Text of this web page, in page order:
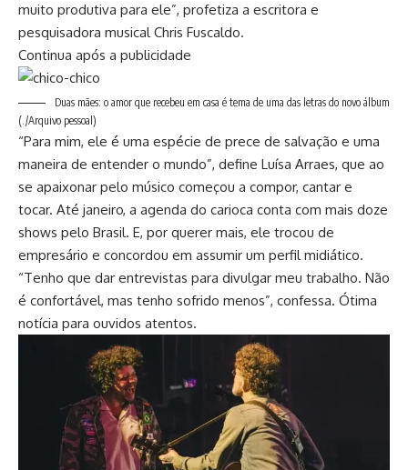
muito produtiva para ele”, profetiza a escritora e
pesquisadora musical Chris Fuscaldo.
Continua após a publicidade
Duas mães: o amor que recebeu em casa é tema de uma das letras do novo álbum
(./Arquivo pessoal)
“Para mim, ele é uma espécie de prece de salvação e uma
maneira de entender o mundo”, define Luísa Arraes, que ao
se apaixonar pelo músico começou a compor, cantar e
tocar. Até janeiro, a agenda do carioca conta com mais doze
shows pelo Brasil. E, por querer mais, ele trocou de
empresário e concordou em assumir um perfil midiático.
“Tenho que dar entrevistas para divulgar meu trabalho. Não
é confortável, mas tenho sofrido menos”, confessa. Ótima
notícia para ouvidos atentos.